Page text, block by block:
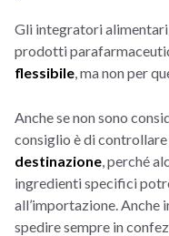
Gli integratori
prodotti
flessibile , ma non per
Anche se non sono
consiglio è di controllare
destinazione , perché
ingredienti specifici
all’importazione. Anche
spedire sempre in